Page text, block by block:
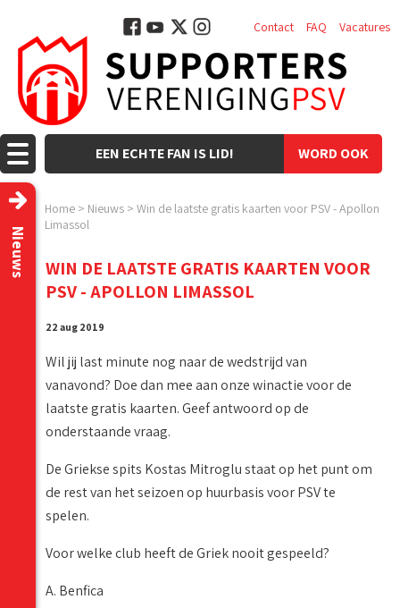
WORD OOK
EEN ECHTE FAN IS LID!
Contact FAQ Vacatures
Home > Nieuws > Win de laatste gratis kaarten voor PSV - Apollon
Limassol
Nieuws
WIN DE LAATSTE GRATIS KAARTEN VOOR
PSV - APOLLON LIMASSOL
22 aug 2019
Wil jij last minute nog naar de wedstrijd van
vanavond? Doe dan mee aan onze winactie voor de
laatste gratis kaarten. Geef antwoord op de
onderstaande vraag.
De Griekse spits Kostas Mitroglu staat op het punt om
de rest van het seizoen op huurbasis voor PSV te
spelen.
Voor welke club heeft de Griek nooit gespeeld?
A. Benfica